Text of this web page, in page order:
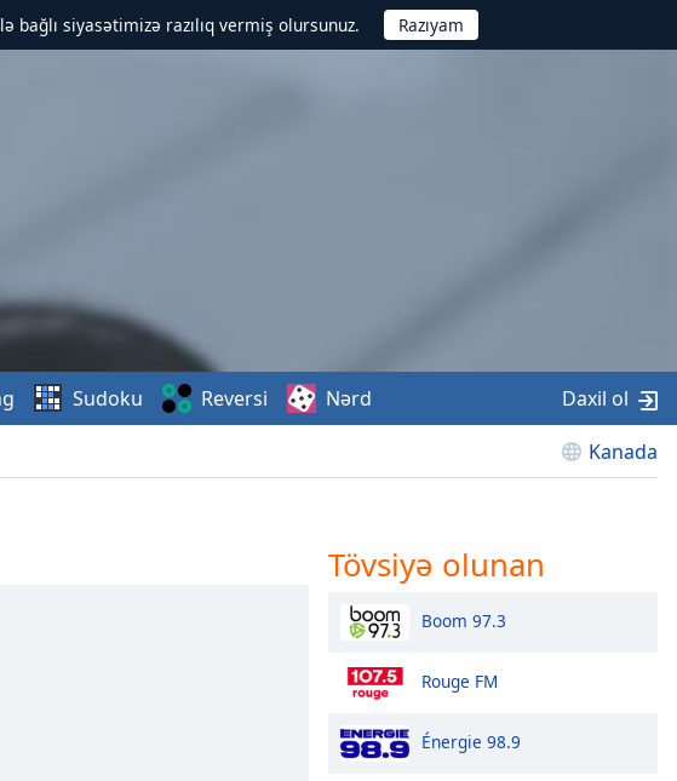
siyasətimizə razılıq vermiş olursunuz.
Kanada
Sudoku Reversi Nərd Daxil ol
Tövsiyə olunan
Boom 97.3
Rouge FM
Énergie 98.9